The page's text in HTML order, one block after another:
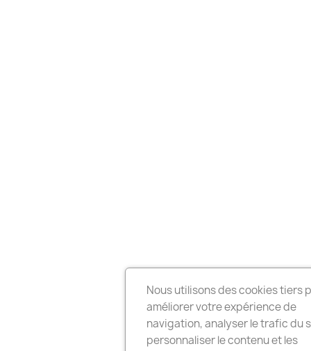
Nous utilisons des cookies tiers
améliorer votre expérience de
navigation, analyser le trafic du
personnaliser le contenu et les